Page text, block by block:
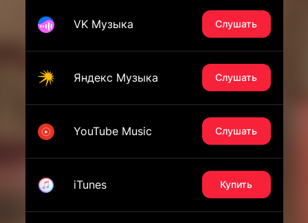
VK Музыка Слушать
Яндекс Музыка Слушать
YouTube Music Слушать
iTunes Купить